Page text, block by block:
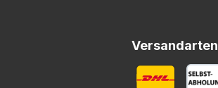
Versandarten